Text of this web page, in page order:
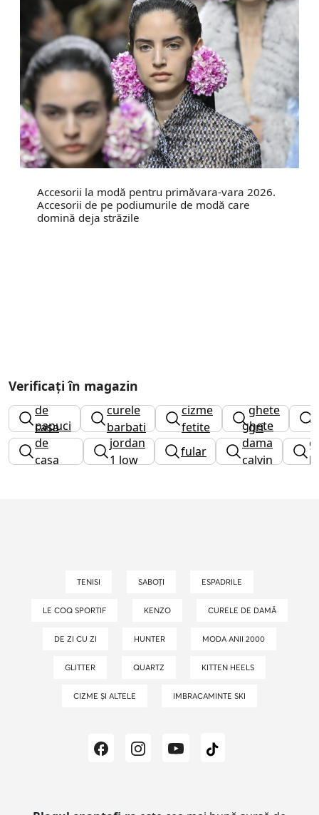
Accesorii la modă pentru primăvara-vara 2026.
Accesorii de pe podiumurile de modă care
domină deja străzile
Verificați în magazin
papuci
de
casa
dama
curele
barbati
cizme
fetite
ghete
gri
papuci
de
casa
jordan
1 low
fular
ghete
dama
calvin
TENISI SABOȚI ESPADRILE
LE COQ SPORTIF KENZO CURELE DE DAMĂ
DE ZI CU ZI HUNTER MODA ANII 2000
GLITTER QUARTZ KITTEN HEELS
CIZME ȘI ALTELE IMBRACAMINTE SKI